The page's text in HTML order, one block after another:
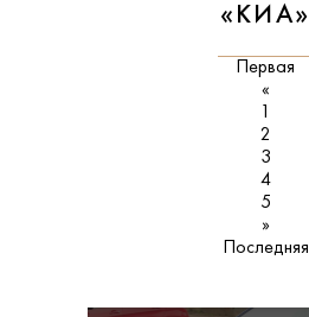
«КИА»
Первая
«
2
3
4
5
»
Последняя